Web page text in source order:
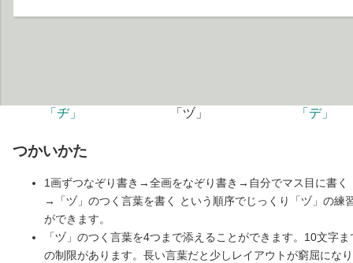
「ヂ」 「ヅ」 「デ」
つかいかた
1画ずつなぞり書き→全画をなぞり書き→自分でマス目に書く
→「ヅ」のつく言葉を書く という順序でじっくり「ヅ」の練
ができます。
「ヅ」のつく言葉を4つまで添えることができます。10文字ま
の制限があります。長い言葉だと少しレイアウトが窮屈にな